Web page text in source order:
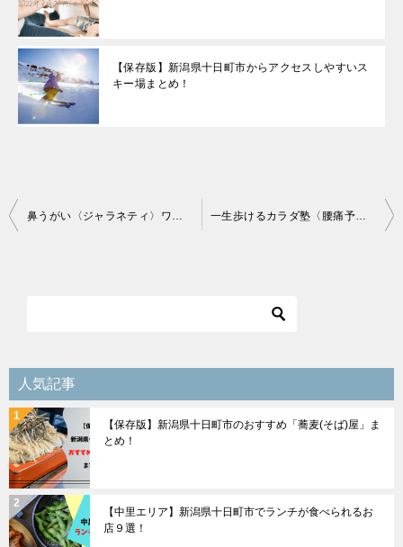
【保存版】新潟県十日町市からアクセスしやすいス
キー場まとめ！
投
シ
ョ
ン
鼻うがい〈ジャラネティ〉ワークショップアーカイブ動画販売中 一生歩けるカラダ塾〈腰痛予防講座〉
人気記事
【保存版】新潟県十日町市のおすすめ「蕎麦(そば)屋」ま
とめ！
【中里エリア】新潟県十日町市でランチが食べられるお
店９選！